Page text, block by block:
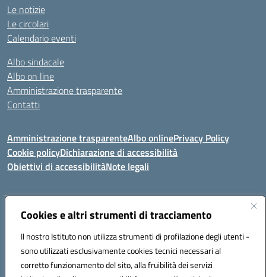
Cookies e altri strumenti di tracciamento
Il nostro Istituto non utilizza strumenti di profilazione degli utenti -
sono utilizzati esclusivamente cookies tecnici necessari al
corretto funzionamento del sito, alla fruibilità dei servizi
Le notizie
Le circolari
Calendario eventi
Albo sindacale
Albo on line
Amministrazione trasparente
Contatti
Amministrazione trasparenteAlbo onlinePrivacy Policy
Cookie policyDichiarazione di accessibilità
Obiettivi di accessibilitàNote legali
Indirizzo:Via Carducci Settimo San Pietro (CA)
Posta elettronica certificata (PEC):CAIC84700T@pec.istruzione.it
Codice fiscale: 92105840927
Codice meccanografico: CAIC84700T